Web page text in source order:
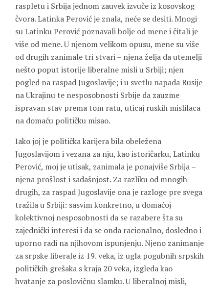
raspletu i Srbija jednom zauvek izvuče iz kosovskog
čvora. Latinka Perović je znala, neće se desiti. Mnogi
su Latinku Perović poznavali bolje od mene i čitali je
više od mene. U njenom velikom opusu, mene su više
od drugih zanimale tri stvari – njena želja da utemelji
nešto poput istorije liberalne misli u Srbiji; njen
pogled na raspad Jugoslavije; i u svetlu napada Rusije
na Ukrajinu te nesposobnosti Srbije da zauzme
ispravan stav prema tom ratu, uticaj ruskih mislilaca
na domaću političku misao.
Iako joj je politička karijera bila obeležena
Jugoslavijom i vezana za nju, kao istoričarku, Latinku
Perović, moj je utisak, zanimala je ponajviše Srbija –
njena prošlost i sadašnjost. Za razliku od mnogih
drugih, za raspad Jugoslavije ona je razloge pre svega
tražila u Srbiji: sasvim konkretno, u domaćoj
kolektivnoj nesposobnosti da se razabere šta su
zajednički interesi i da se onda racionalno, dosledno i
uporno radi na njihovom ispunjenju. Njeno zanimanje
za srpske liberale iz 19. veka, iz ugla pogubnih srpskih
političkih grešaka s kraja 20 veka, izgleda kao
hvatanje za poslovičnu slamku. U liberalnoj misli,